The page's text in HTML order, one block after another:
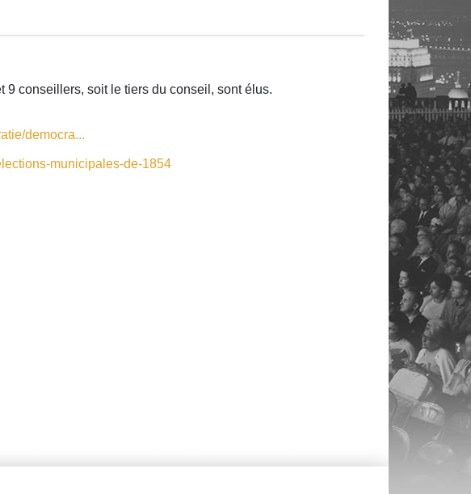
conseillers, soit le tiers du conseil, sont élus.
democra...
municipales-de-1854